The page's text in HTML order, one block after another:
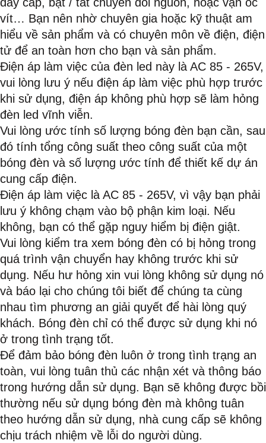
dây cáp, bật / tắt chuyển đổi nguồn, hoặc vặn ốc
vít… Bạn nên nhờ chuyên gia hoặc kỹ thuật am
hiểu về sản phẩm và có chuyên môn về điện, điện
tử để an toàn hơn cho bạn và sản phẩm.
Điện áp làm việc của đèn led này là AC 85 - 265V,
vui lòng lưu ý nếu điện áp làm việc phù hợp trước
khi sử dụng, điện áp không phù hợp sẽ làm hỏng
đèn led vĩnh viễn.
Vui lòng ước tính số lượng bóng đèn bạn cần, sau
đó tính tổng công suất theo công suất của một
bóng đèn và số lượng ước tính để thiết kế dự án
cung cấp điện.
Điện áp làm việc là AC 85 - 265V, vì vậy bạn phải
lưu ý không chạm vào bộ phận kim loại. Nếu
không, bạn có thể gặp nguy hiểm bị điện giật.
Vui lòng kiểm tra xem bóng đèn có bị hỏng trong
quá trình vận chuyển hay không trước khi sử
dụng. Nếu hư hỏng xin vui lòng không sử dụng nó
và báo lại cho chúng tôi biết để chúng ta cùng
nhau tìm phương an giải quyết để hài lòng quý
khách. Bóng đèn chỉ có thể được sử dụng khi nó
ở trong tình trạng tốt.
Để đảm bảo bóng đèn luôn ở trong tình trạng an
toàn, vui lòng tuân thủ các nhận xét và thông báo
trong hướng dẫn sử dụng. Bạn sẽ không được bồi
thường nếu sử dụng bóng đèn mà không tuân
theo hướng dẫn sử dụng, nhà cung cấp sẽ không
chịu trách nhiệm về lỗi do người dùng.